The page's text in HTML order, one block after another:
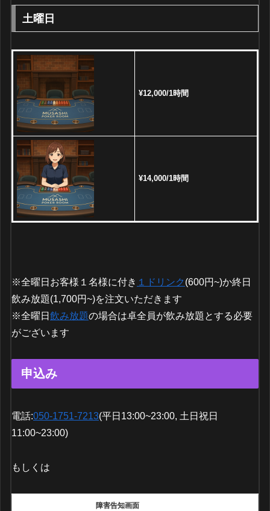
土曜日
¥12,000/1時間
¥14,000/1時間
※全曜日お客様１名様に付き １ドリンク (600円~)か終日
飲み放題(1,700円~)を注文いただきます
※全曜日 飲み放題の場合は卓全員が飲み放題とする必要
がございます
申込み
電話:050-1751-7213(平日13:00~23:00, 土日祝日
11:00~23:00)
もしくは
障害告知画面